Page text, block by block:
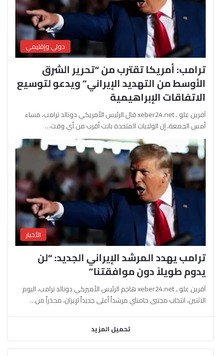
دولي وإقليمي
ترامب: أمريكا تقترب من “تحرير الشرق
الأوسط من التهديد الإيراني” ويدعو لتوسيع
الاتفاقات الإبراهيمية
آفرين علو ـ xeber24.net قال الرئيس الأمريكي دونالد ترامب، مساء
أمس الجمعة، إن الولايات المتحدة باتت أقرب من أي وقت…
الأخبار
ترامب يهدد المرشد الإيراني الجديد: “لن
يدوم طويلاً دون موافقتنا”
آفرين علو ـ xeber24.net هاجم الرئيس الأميركي دونالد ترامب، اليوم
الاثنين، انتخاب مجتبى خامنئي مرشداً أعلى جديداً لإيران، محذراً من…
تحميل المزيد